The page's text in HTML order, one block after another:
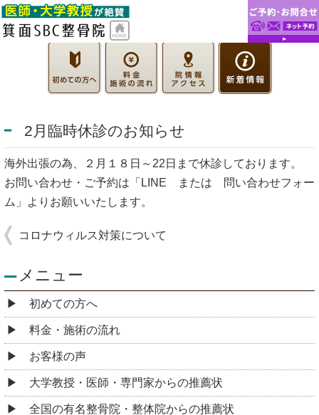
2月臨時休診のお知らせ
海外出張の為、２月１８日～22日まで休診しております。
お問い合わせ・ご予約は「LINE または 問い合わせフォー
ム」よりお願いいたします。
コロナウィルス対策について
メニュー
初めての方へ
料金・施術の流れ
お客様の声
大学教授・医師・専門家からの推薦状
全国の有名整骨院・整体院からの推薦状